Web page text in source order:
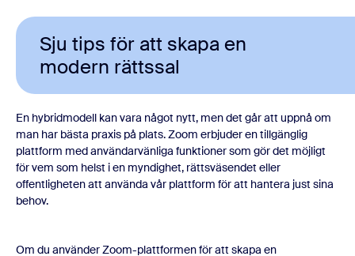
Sju tips för att skapa en
modern rättssal
En hybridmodell kan vara något nytt, men det går att uppnå om
man har bästa praxis på plats. Zoom erbjuder en tillgänglig
plattform med användarvänliga funktioner som gör det möjligt
för vem som helst i en myndighet, rättsväsendet eller
offentligheten att använda vår plattform för att hantera just sina
behov.
Om du använder Zoom-plattformen för att skapa en